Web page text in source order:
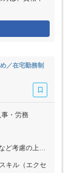
／在宅勤務制
・労務
※残業代は全額支給
キル（エクセ